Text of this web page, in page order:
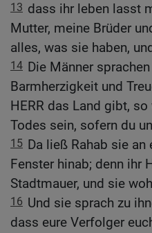
13 dass ihr leben lasst
Mutter, meine Brüder
alles, was sie haben,
14 Die Männer
Barmherzigkeit und
HERR das Land gibt,
Todes sein, sofern du
15 Da ließ Rahab sie
Fenster hinab; denn ihr
Stadtmauer, und sie
16 Und sie sprach zu
dass eure Verfolger